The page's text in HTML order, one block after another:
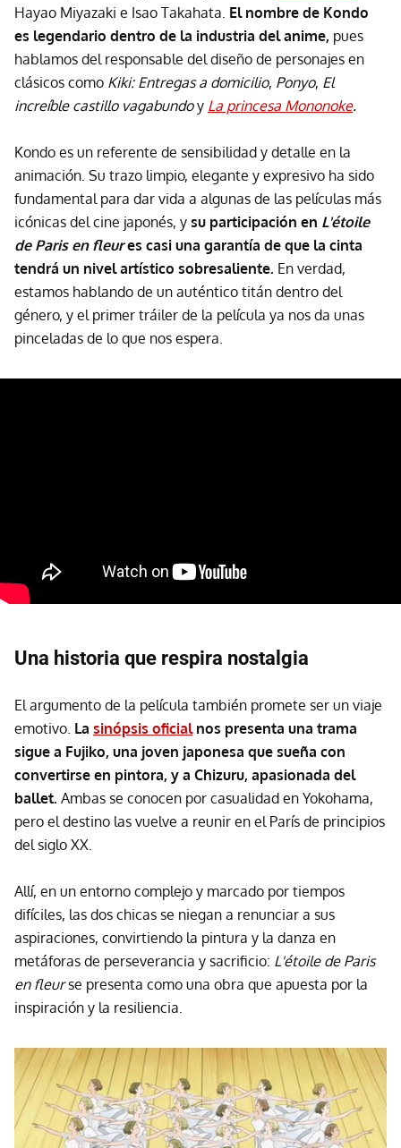
Hayao Miyazaki e Isao Takahata. El nombre de Kondo
es legendario dentro de la industria del anime, pues
hablamos del responsable del diseño de personajes en
clásicos como Kiki: Entregas a domicilio, Ponyo, El
increíble castillo vagabundoy La princesa Mononoke.
Kondo es un referente de sensibilidad y detalle en la
animación. Su trazo limpio, elegante y expresivo ha sido
fundamental para dar vida a algunas de las películas más
icónicas del cine japonés, y su participación en L'étoile
de Paris en fleures casi una garantía de que la cinta
tendrá un nivel artístico sobresaliente. En verdad,
estamos hablando de un auténtico titán dentro del
género, y el primer tráiler de la película ya nos da unas
pinceladas de lo que nos espera.
Una historia que respira nostalgia
El argumento de la película también promete ser un viaje
emotivo. La sinópsis oficialnos presenta una trama
sigue a Fujiko, una joven japonesa que sueña con
convertirse en pintora, y a Chizuru, apasionada del
ballet. Ambas se conocen por casualidad en Yokohama,
pero el destino las vuelve a reunir en el París de principios
del siglo XX.
Allí, en un entorno complejo y marcado por tiempos
difíciles, las dos chicas se niegan a renunciar a sus
aspiraciones, convirtiendo la pintura y la danza en
metáforas de perseverancia y sacrificio: L'étoile de Paris
en fleurse presenta como una obra que apuesta por la
inspiración y la resiliencia.